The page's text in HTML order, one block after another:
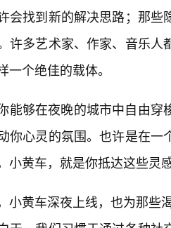
会找到新的解决思路；那
许多艺术家、作家、音乐
一个绝佳的载体。
能够在夜晚的城市中自由
你心灵的氛围。也许是在
小黄车，就是你抵达这些灵
小黄车深夜上线，也为那些